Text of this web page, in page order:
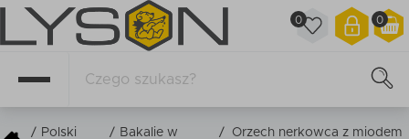
0
0
/ Polski
/ Bakalie w
/ Orzech nerkowca z miodem